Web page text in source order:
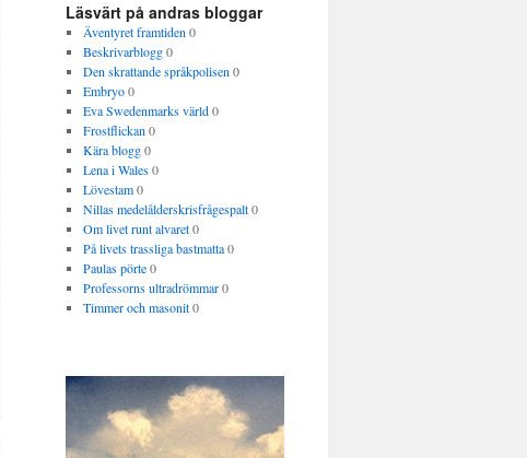
Läsvärt på andras bloggar
Äventyret framtiden 0
Beskrivarblogg0
Den skrattande språkpolisen 0
Embryo0
Eva Swedenmarks värld0
Frostflickan 0
Kära blogg0
Lena i Wales0
Lövestam0
Nillas medelålderskrisfrågespalt0
Om livet runt alvaret0
På livets trassliga bastmatta0
Paulas pörte0
Professorns ultradrömmar0
Timmer och masonit0